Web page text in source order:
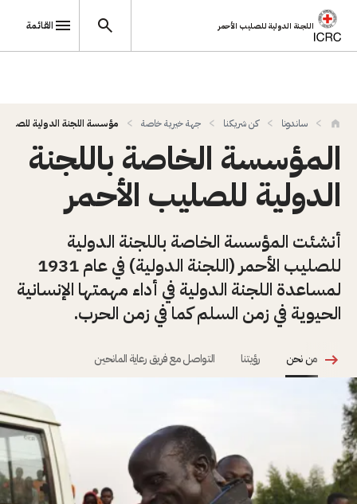
تجاوز إلى المحتوى الرئيسي
اللجنة الدولية للصليب الأحمر القائمة
ساندونا كن شريكنا جهة خيرية خاصة مؤسسة اللجنة الدولية
المؤسسة الخاصة باللجنة
الدولية للصليب الأحمر
أنشئت المؤسسة الخاصة باللجنة الدولية
للصليب الأحمر (اللجنة الدولية) في عام 1931
لمساعدة اللجنة الدولية في أداء مهمتها الإنسانية
الحيوية في زمن السلم كما في زمن الحرب.
من نحن رؤيتنا التواصل مع فريق رعاية المانحين